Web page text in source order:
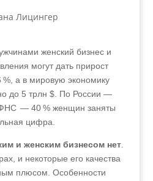
женский бизнес и
могут дать прирост
а в мировую экономику
до 5 трлн $. По России —
— 40 % женщин заняты
цифра.
и женским бизнесом нет.
и некоторые его качества
плюсом. Особенности